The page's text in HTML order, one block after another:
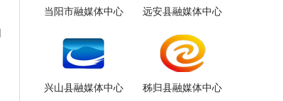
当阳市融媒体中心 远安县融媒体中心
兴山县融媒体中心 秭归县融媒体中心